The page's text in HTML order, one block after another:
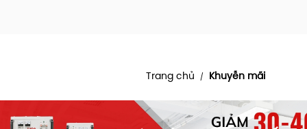
Trang chủ / Khuyễn mãi